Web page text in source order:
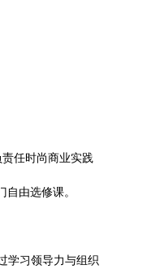
任时尚商业实践
由选修课。
学习领导力与组织